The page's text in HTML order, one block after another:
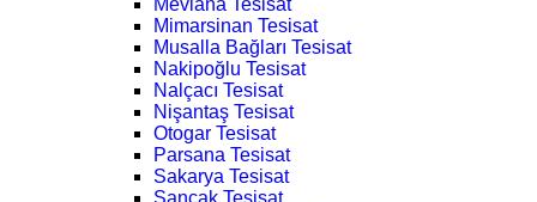
Mevlana Tesisat
Mimarsinan Tesisat
Musalla Bağları Tesisat
Nakipoğlu Tesisat
Nalçacı Tesisat
Nişantaş Tesisat
Otogar Tesisat
Parsana Tesisat
Sakarya Tesisat